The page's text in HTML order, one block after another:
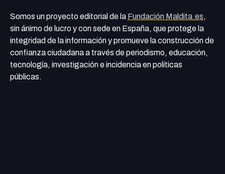
Somos un proyecto editorial de la Fundación Maldita.es,
sin ánimo de lucro y con sede en España, que protege la
integridad de la información y promueve la construcción de
confianza ciudadana a través de periodismo, educación,
tecnología, investigación e incidencia en políticas
públicas.